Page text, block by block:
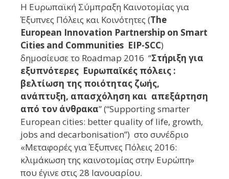
Η Ευρωπαϊκή Σύμπραξη Καινοτομίας για
Έξυπνες Πόλεις και Κοινότητες (The
European Innovation Partnership on Smart
Cities and Communities EIP-SCC)
δημοσίευσε το Roadmap 2016 “Στήριξη για
εξυπνότερες Ευρωπαϊκές πόλεις :
βελτίωση της ποιότητας ζωής,
ανάπτυξη, απασχόληση και απεξάρτηση
από τον άνθρακα” (“Supporting smarter
European cities: better quality of life, growth,
jobs and decarbonisation”) στο συνέδριο
«Μεταφορές για Έξυπνες Πόλεις 2016:
κλιμάκωση της καινοτομίας στην Ευρώπη»
που έγινεστις 28 Ιανουαρίου.